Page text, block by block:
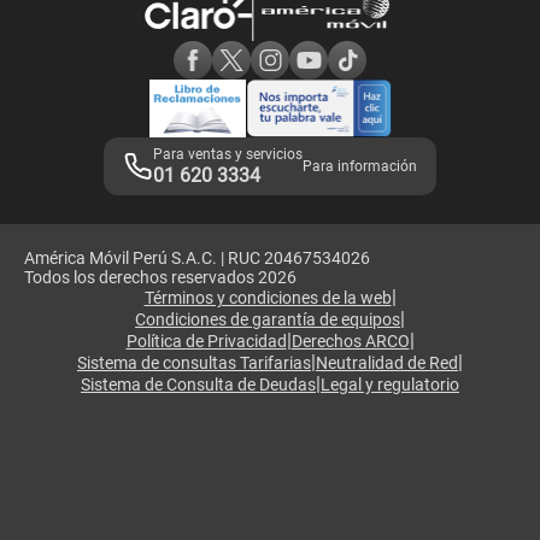
Adquirientes iPhone 6, 6S y SE
Mensaje de Seguridad
Términos y Condiciones de Tienda Claro
Libro de Reclamaciones
Legales de marketplace
Para ventas y servicios
01 620 3334 Para información
América Móvil Perú S.A.C. | RUC 20467534026
Todos los derechos reservados 2026
Términos y condiciones de la web|
Condiciones de garantía de equipos|
Política de Privacidad|Derechos ARCO|
Sistema de consultas Tarifarias|Neutralidad de Red|
Sistema de Consulta de Deudas|Legal y regulatorio